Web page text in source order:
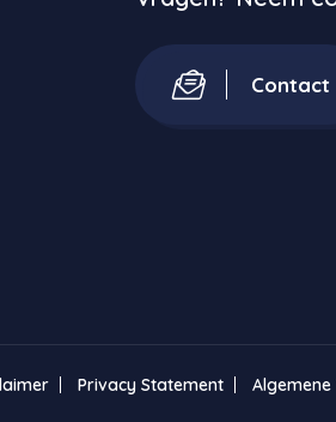
Contact
Privacy Statement